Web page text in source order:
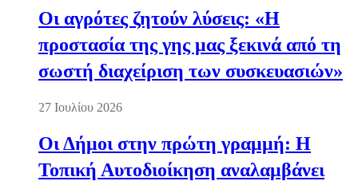
Οι αγρότες ζητούν λύσεις: «Η
προστασία της γης μας ξεκινά από τη
σωστή διαχείριση των συσκευασιών»
27 Ιουλίου 2026
Οι Δήμοι στην πρώτη γραμμή: Η
Τοπική Αυτοδιοίκηση αναλαμβάνει